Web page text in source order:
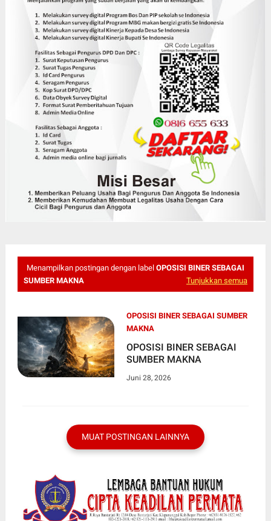
Menampilkan postingan dengan label OPOSISI BINER SEBAGAI
SUMBER MAKNA
Tunjukkan semua
OPOSISI BINER SEBAGAI SUMBER
MAKNA
OPOSISI BINER SEBAGAI
SUMBER MAKNA
Juni 28, 2026
MUAT POSTINGAN LAINNYA